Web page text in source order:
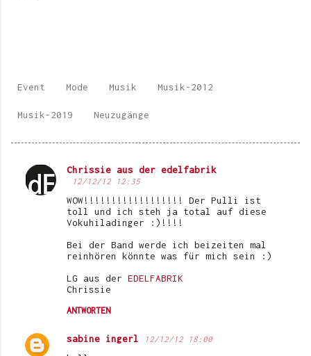
Event Mode Musik Musik-2012
Musik-2019 Neuzugänge
K
r
e
Chrissie aus der edelfabrik
12/12/12 12:35
WOW!!!!!!!!!!!!!!!!!! Der Pulli ist
toll und ich steh ja total auf diese
Vokuhiladinger :)!!!!
Bei der Band werde ich beizeiten mal
reinhören könnte was für mich sein :)
LG aus der EDELFABRIK
Chrissie
ANTWORTEN
sabine ingerl 12/12/12 18:00